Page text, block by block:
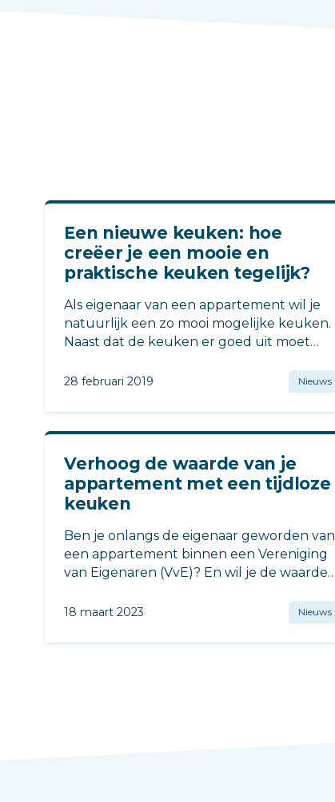
Een nieuwe keuken: hoe
creëer je een mooie en
praktische keuken tegelijk?
Als eigenaar van een appartement wil je
natuurlijk een zo mooi mogelijke keuken.
Naast dat de keuken er goed uit moet
zijn.
28 februari 2019 Nieuws
Verhoog de waarde van je
appartement met een tijdloze
keuken
Ben je onlangs de eigenaar geworden van
een appartement binnen een Vereniging
van Eigenaren (VvE)? En wil je de waarde
toekomstige bewoners?
18 maart 2023 Nieuws